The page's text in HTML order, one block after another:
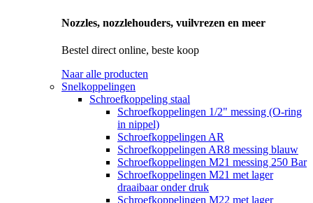
Nozzles, nozzlehouders, vuilvrezen en meer
Bestel direct online, beste koop
Naar alle producten
Snelkoppelingen
Schroefkoppeling staal
Schroefkoppelingen 1/2" messing (O-ring
in nippel)
Schroefkoppelingen AR
Schroefkoppelingen AR8 messing blauw
Schroefkoppelingen M21 messing 250 Bar
Schroefkoppelingen M21 met lager
draaibaar onder druk
Schroefkoppelingen M22 met lager